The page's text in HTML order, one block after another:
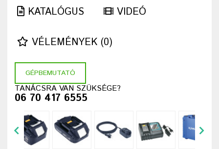
KATALÓGUS VIDEÓ
VÉLEMÉNYEK (0)
GÉPBEMUTATÓ
TANÁCSRA VAN SZÜKSÉGE?
06 70 417 6555